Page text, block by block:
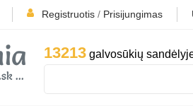
Registruotis / Prisijungimas
13213 galvosūkių